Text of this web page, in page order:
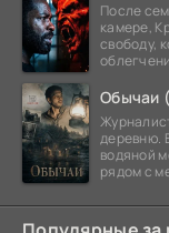
После
камере,
свободу,
Обычаи
деревню.
водяной
рядом с